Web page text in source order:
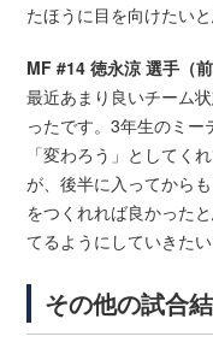
たほうに目を向けたいと
MF #14 徳永涼 選手（前
最近あまり良いチーム
ったです。3年生のミ
「変わろう」としてく
が、後半に入ってから
をつくれれば良かった
てるようにしていきたい
その他の試合